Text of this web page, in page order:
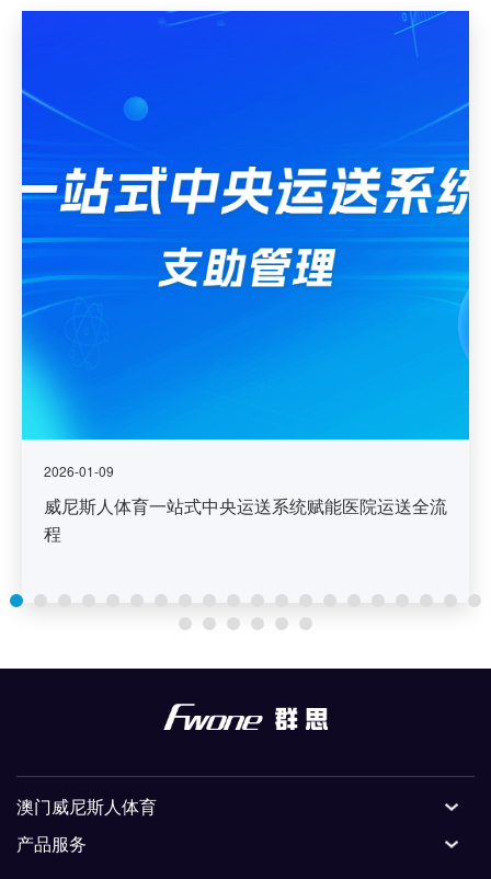
2026-01-09
威尼斯人体育一站式中央运送系统赋能医院运送全流
程
澳门威尼斯人体育
产品服务